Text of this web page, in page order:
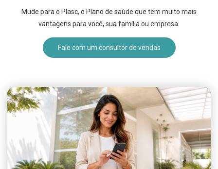
Mude para o Plasc, o Plano de saúde que tem muito mais
vantagens para você, sua família ou empresa.
Fale com um consultor de vendas